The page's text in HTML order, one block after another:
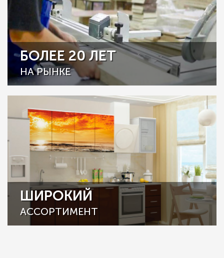
БОЛЕЕ 20 ЛЕТ
НА РЫНКЕ
ШИРОКИЙ
АССОРТИМЕНТ